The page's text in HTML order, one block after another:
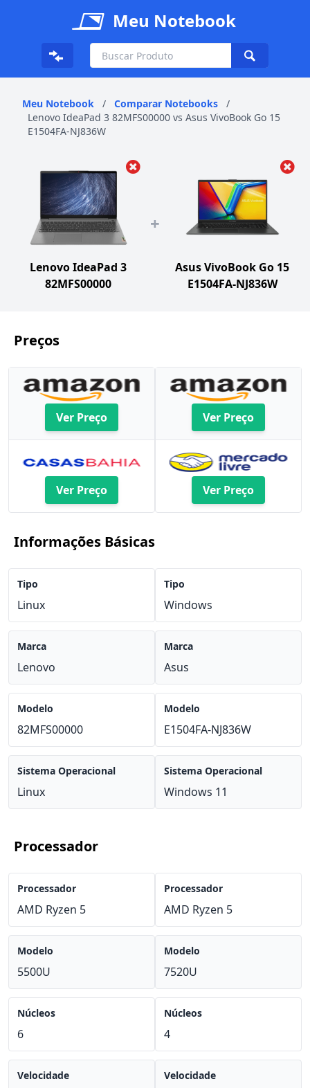
Meu Notebook
Meu Notebook / Comparar Notebooks
/
Lenovo IdeaPad 3 82MFS00000 vs Asus VivoBook Go 15
E1504FA-NJ836W
Lenovo IdeaPad 3
82MFS00000
+
Asus VivoBook Go 15
E1504FA-NJ836W
Preços
Ver Preço
Ver Preço
Ver Preço
Ver Preço
Informações Básicas
Tipo
Linux
Marca
Lenovo
Modelo
82MFS00000
Sistema Operacional
Linux
Tipo
Windows
Marca
Asus
Modelo
E1504FA-NJ836W
Sistema Operacional
Windows 11
Processador
Processador
AMD Ryzen 5
Modelo
5500U
Núcleos
6
Velocidade
Processador
AMD Ryzen 5
Modelo
7520U
Núcleos
4
Velocidade